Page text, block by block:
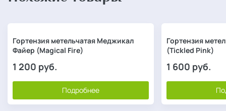
Гортензия метельчатая Меджикал
Файер (Magical Fire)
1 200 руб.
Подробнее
Гортензия
(Tickled Pink)
1 600 руб.